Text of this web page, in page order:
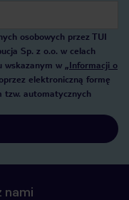
osobowych przez TUI
Sp. z o.o. w celach
wskazanym w „Informacji o
elektroniczną formę
tzw. automatycznych
nami